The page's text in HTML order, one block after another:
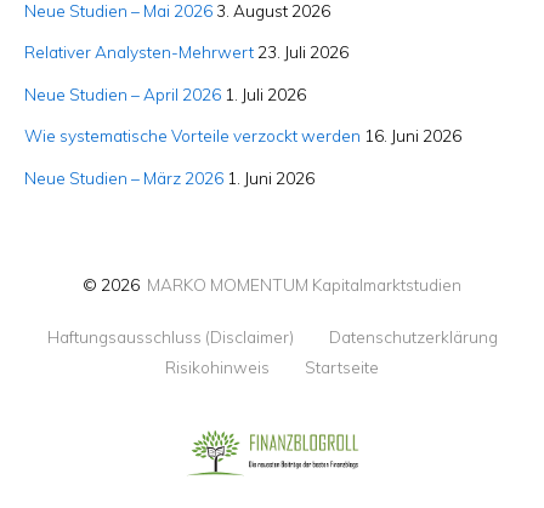
Neue Studien – Mai 2026 3. August 2026
Relativer Analysten-Mehrwert 23. Juli 2026
Neue Studien – April 2026 1. Juli 2026
Wie systematische Vorteile verzockt werden 16. Juni 2026
Neue Studien – März 2026 1. Juni 2026
© 2026 MARKO MOMENTUM Kapitalmarktstudien
Haftungsausschluss (Disclaimer)
Datenschutzerklärung
Risikohinweis
Startseite